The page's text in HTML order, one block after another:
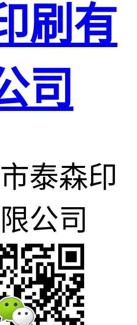
刷有
司
泰森印
公司